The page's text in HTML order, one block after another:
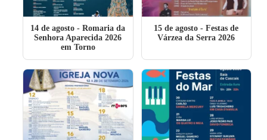
14 de agosto - Romaria da
Senhora Aparecida 2026
em Torno
15 de agosto - Festas de
Várzea da Serra 2026